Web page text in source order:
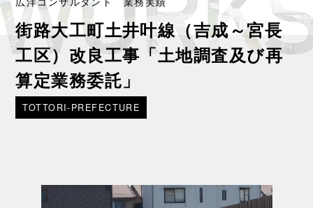
街路大工町土井叶線（吉成～宮長
工区）改良工事「土地調査及び再
算定業務委託」
TOTTORI-PREFECTURE